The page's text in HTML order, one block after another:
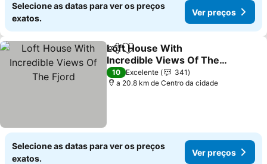
Selecione as datas para ver os preços
exatos.
Ver preços
PartilharAdicionar aos favoritos
Loft House With
Incredible Views Of The
Fjord
Ver preços
10 Excelente
341
a 20.8 km de Centro da cidade
Selecione as datas para ver os preços
exatos.
Ver preços